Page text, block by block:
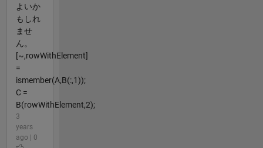
よいか
もしれ
ませ
ん。
[~,rowWithElement]
=
ismember(A,B(:,1));
C =
B(rowWithElement,2);
3
years
ago | 0